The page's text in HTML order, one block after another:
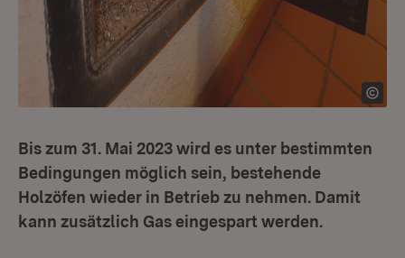
Bis zum 31. Mai 2023 wird es unter bestimmten
Bedingungen möglich sein, bestehende
Holzöfen wieder in Betrieb zu nehmen. Damit
kann zusätzlich Gas eingespart werden.